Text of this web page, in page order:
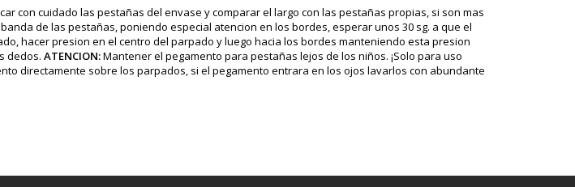
con cuidado las pestañas del envase y comparar el largo con las pestañas propias, si son mas
de las pestañas, poniendo especial atencion en los bordes, esperar unos 30 sg. a que el
hacer presion en el centro del parpado y luego hacia los bordes manteniendo esta presion
dedos. ATENCION:Mantener el pegamento para pestañas lejos de los niños. ¡Solo para uso
directamente sobre los parpados, si el pegamento entrara en los ojos lavarlos con abundante